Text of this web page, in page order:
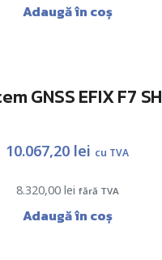
Adaugă în coș
GNSS EFIX F7 SH
8.320,00 lei fără TVA
10.067,20 lei cu TVA
Adaugă în coș